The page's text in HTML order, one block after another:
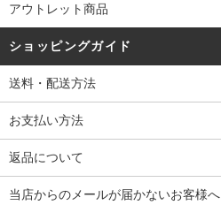
アウトレット商品
ショッピングガイド
送料・配送方法
お支払い方法
返品について
当店からのメールが届かないお客様へ